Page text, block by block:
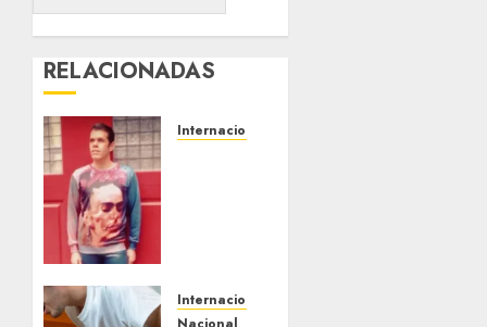
RELACIONADAS
Internacional
en vivo
Internacional